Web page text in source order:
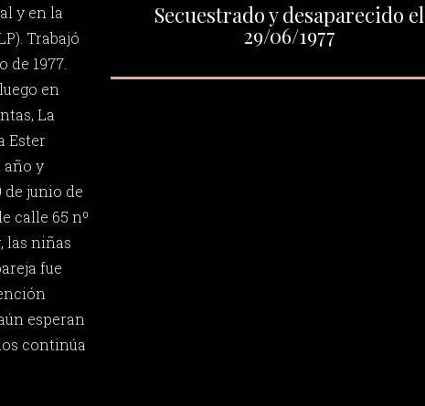
y en la
Trabajó
1977.
en
La
Ester
año y
de junio de
calle 65 nº
las niñas
fue
esperan
continúa
Secuestrado y desaparecido el
29/06/1977